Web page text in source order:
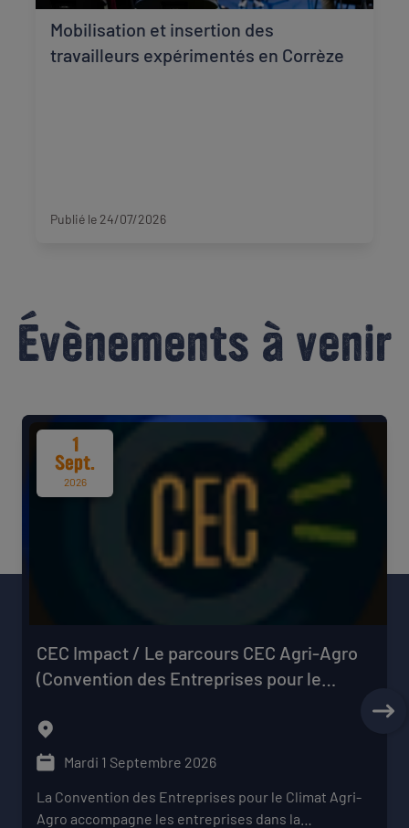
Mobilisation et insertion des
travailleurs expérimentés en Corrèze
Publié le 24/07/2026
Évènements à venir
1
Sept.
2026
CEC Impact / Le parcours CEC Agri-Agro
(Convention des Entreprises pour le
Mardi 1 Septembre 2026
La Convention des Entreprises pour le Climat Agri-
Agro accompagne les entreprises dans la